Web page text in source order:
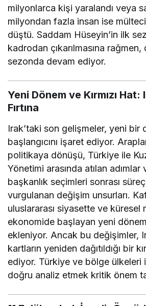
milyonlarca kişi yaralandı veya
milyondan fazla insan ise
düştü. Saddam Hüseyin’in ilk
kadrodan çıkarılmasına rağmen,
sezonda devam ediyor.
Yeni Dönem ve Kırmızı
Fırtına
Irak’taki son gelişmeler, yeni bir
başlangıcını işaret ediyor.
politikaya dönüşü, Türkiye ile
Yönetimi arasında atılan
başkanlık seçimleri sonrası
vurgulanan değişim unsurları.
uluslararası siyasette ve küresel
ekonomide başlayan yeni
ekleniyor. Ancak bu değişimler,
kartların yeniden dağıtıldığı bir
ediyor. Türkiye ve bölge ülkeleri
doğru analiz etmek kritik önem